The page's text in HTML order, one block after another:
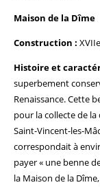
Maison de la Dîme
Construction :
Histoire et
superbement
Renaissance. Cette
pour la collecte de
Saint-Vincent-les-
correspondait à
payer « une benne
la Maison de la